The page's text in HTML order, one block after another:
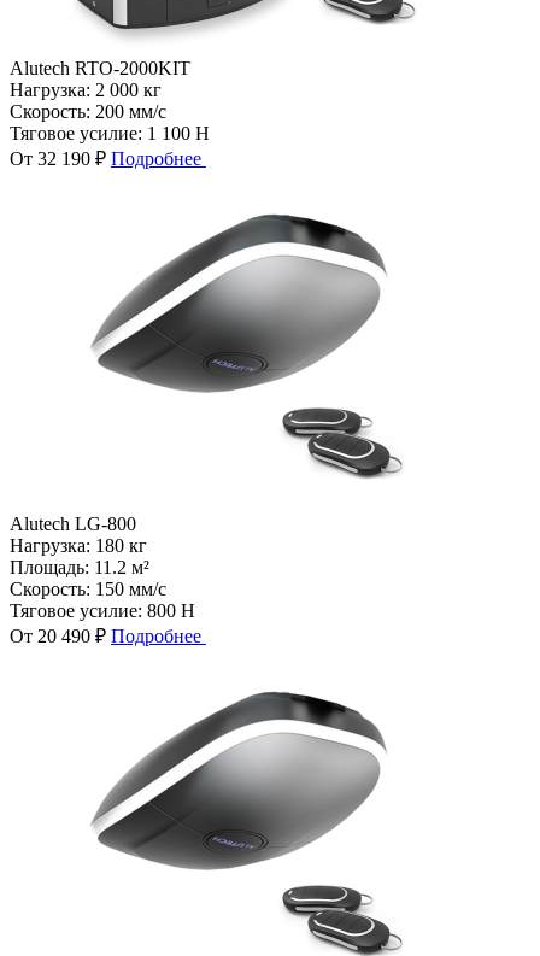
Alutech RTO-2000KIT
Нагрузка: 2 000 кг
Скорость: 200 мм/с
Тяговое усилие: 1 100 Н
От 32 190 ₽ Подробнее
Alutech LG-800
Нагрузка: 180 кг
Площадь: 11.2 м²
Скорость: 150 мм/с
Тяговое усилие: 800 Н
От 20 490 ₽ Подробнее